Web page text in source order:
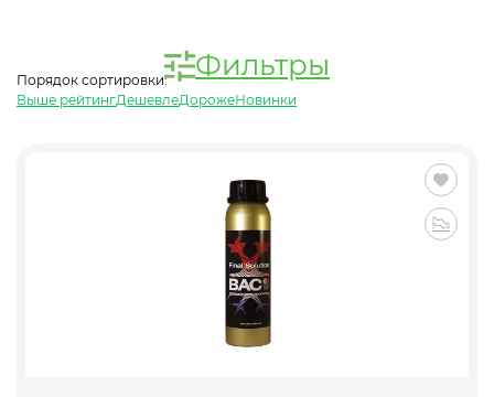
Фильтры
Порядок сортировки:
Выше рейтингДешевлеДорожеНовинки